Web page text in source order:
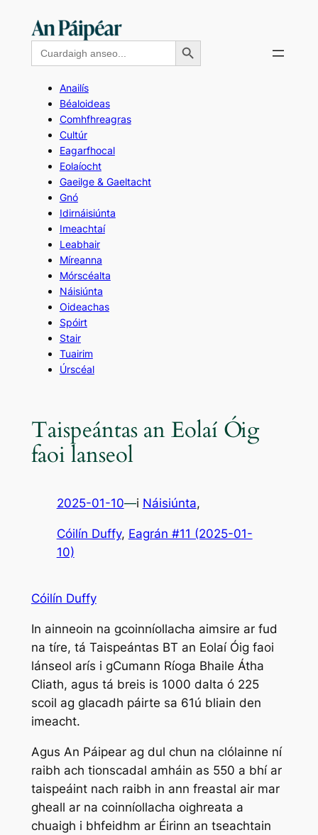
contentSearch
for:
Search Button
Anailís
Béaloideas
Comhfhreagras
Cultúr
Eagarfhocal
Eolaíocht
Gaeilge & Gaeltacht
Gnó
Idirnáisiúnta
Imeachtaí
Leabhair
Míreanna
Mórscéalta
Náisiúnta
Oideachas
Spóirt
Stair
Tuairim
Úrscéal
Taispeántas an Eolaí Óig
faoi lanseol
2025-01-10—i Náisiúnta,
Cóilín Duffy, Eagrán #11 (2025-01-
10)
Cóilín Duffy
In ainneoin na gcoinníollacha aimsire ar fud
na tíre, tá Taispeántas BT an Eolaí Óig faoi
lánseol arís i gCumann Ríoga Bhaile Átha
Cliath, agus tá breis is 1000 dalta ó 225
scoil ag glacadh páirte sa 61ú bliain den
imeacht.
Agus An Páipear ag dul chun na clólainne ní
raibh ach tionscadal amháin as 550 a bhí ar
taispeáint nach raibh in ann freastal air mar
gheall ar na coinníollacha oighreata a
chuaigh i bhfeidhm ar Éirinn an tseachtain